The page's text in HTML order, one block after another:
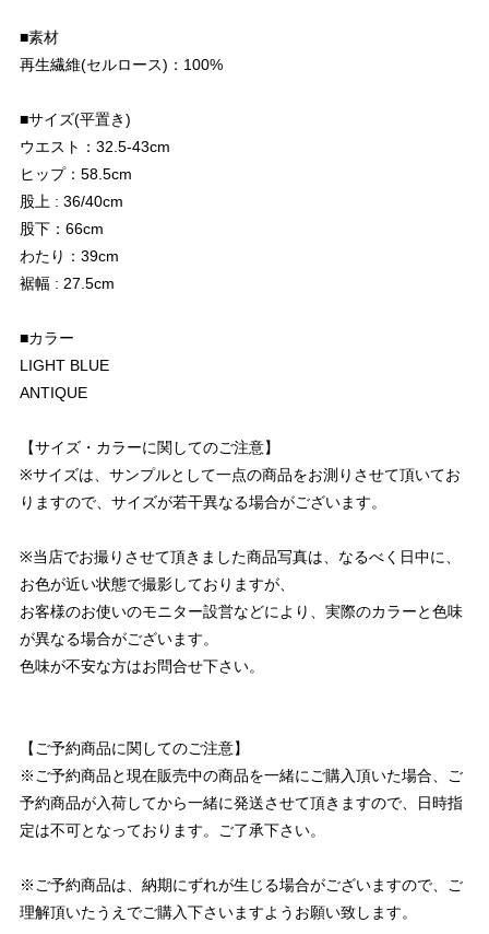
■素材
再生繊維(セルロース)：100%
■サイズ(平置き)
ウエスト：32.5-43cm
ヒップ：58.5cm
股上 : 36/40cm
股下：66cm
わたり：39cm
裾幅 : 27.5cm
■カラー
LIGHT BLUE
ANTIQUE
【サイズ・カラーに関してのご注意】
※サイズは、サンプルとして一点の商品をお測りさせて頂いてお
りますので、サイズが若干異なる場合がございます。
※当店でお撮りさせて頂きました商品写真は、なるべく日中に、
お色が近い状態で撮影しておりますが、
お客様のお使いのモニター設営などにより、実際のカラーと色味
が異なる場合がございます。
色味が不安な方はお問合せ下さい。
【ご予約商品に関してのご注意】
※ご予約商品と現在販売中の商品を一緒にご購入頂いた場合、ご
予約商品が入荷してから一緒に発送させて頂きますので、日時指
定は不可となっております。ご了承下さい。
※ご予約商品は、納期にずれが生じる場合がございますので、ご
理解頂いたうえでご購入下さいますようお願い致します。